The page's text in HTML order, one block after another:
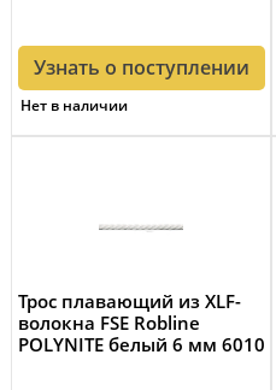
Узнать о поступлении
Нет в наличии
Трос плавающий из XLF-
волокна FSE Robline
POLYNITE белый 6 мм 6010